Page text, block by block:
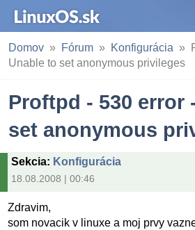
Domov Fórum Konfigurácia
Unable to set anonymous privileges
Proftpd - 530 error
set anonymous
Sekcia: Konfigurácia
18.08.2008 | 00:46
Zdravim,
som novacik v linuxe a moj prvy